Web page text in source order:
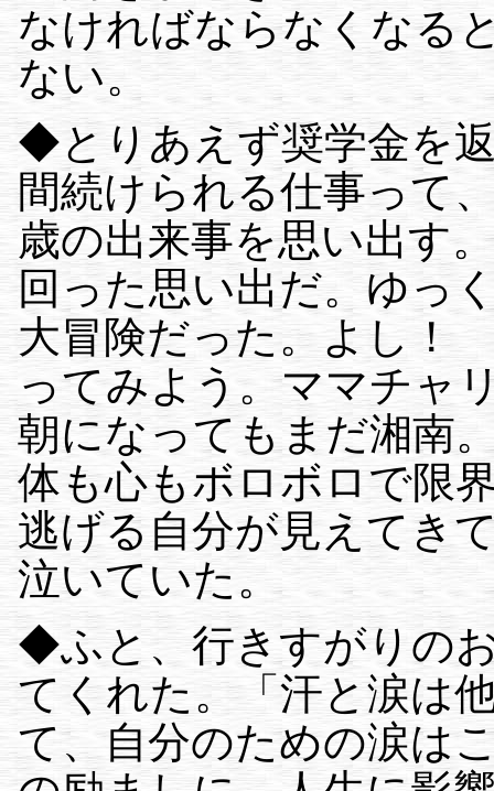
なければならなくなる
ない。
◆とりあえず奨学金を
間続けられる仕事って
歳の出来事を思い出す
回った思い出だ。ゆっ
大冒険だった。よし！
ってみよう。ママチャ
朝になってもまだ湘南
体も心もボロボロで限
逃げる自分が見えてき
泣いていた。
◆ふと、行きすがりの
てくれた。「汗と涙は
て、自分のための涙は